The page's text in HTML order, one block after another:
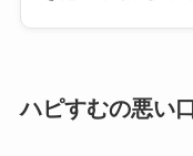
ハピすむの悪い